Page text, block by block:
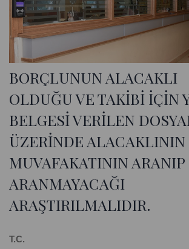
BORÇLUNUN ALACAKLI
OLDUĞU VE TAKİBİ İÇİN
BELGESİ VERİLEN
ÜZERİNDE ALACAKLININ
MUVAFAKATININ ARANIP
ARANMAYACAĞI
ARAŞTIRILMALIDIR.
T.C.